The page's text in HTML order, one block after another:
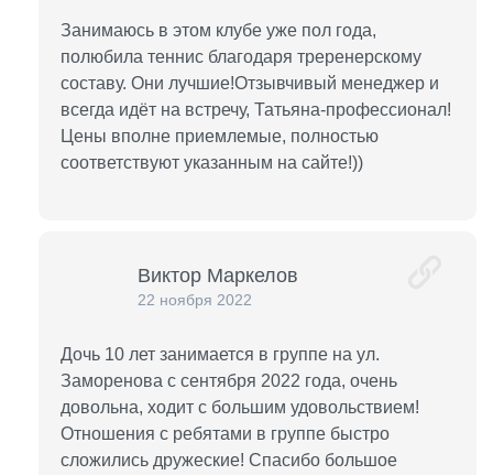
Занимаюсь в этом клубе уже пол года,
полюбила теннис благодаря треренерскому
составу. Они лучшие!Отзывчивый менеджер и
всегда идёт на встречу, Татьяна-профессионал!
Цены вполне приемлемые, полностью
соответствуют указанным на сайте!))
Виктор Маркелов
22 ноября 2022
Дочь 10 лет занимается в группе на ул.
Заморенова с сентября 2022 года, очень
довольна, ходит с большим удовольствием!
Отношения с ребятами в группе быстро
сложились дружеские! Спасибо большое